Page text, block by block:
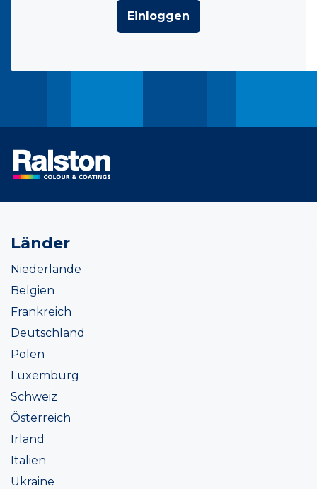
Einloggen
Länder
Niederlande
Belgien
Frankreich
Deutschland
Polen
Luxemburg
Schweiz
Österreich
Irland
Italien
Ukraine